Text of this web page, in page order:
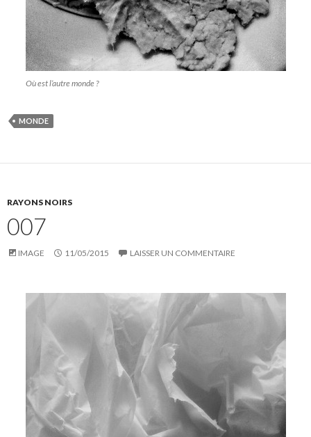
Où est l’autre monde ?
MONDE
RAYONS NOIRS
007
IMAGE 11/05/2015 LAISSER UN COMMENTAIRE